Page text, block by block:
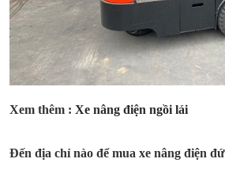
Xem thêm : Xe nâng điện ngồi lái
Đến địa chỉ nào để mua xe nâng điện